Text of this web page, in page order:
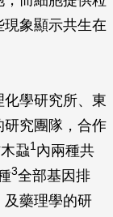
象顯示共生在
學研究所、東
究團隊，合作
蝨1內兩種共
3全部基因排
及藥理學的研